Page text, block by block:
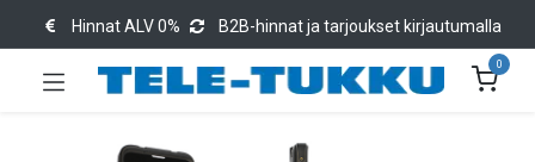
Hinnat ALV 0% B2B-hinnat ja tarjoukset kirjautumalla
0